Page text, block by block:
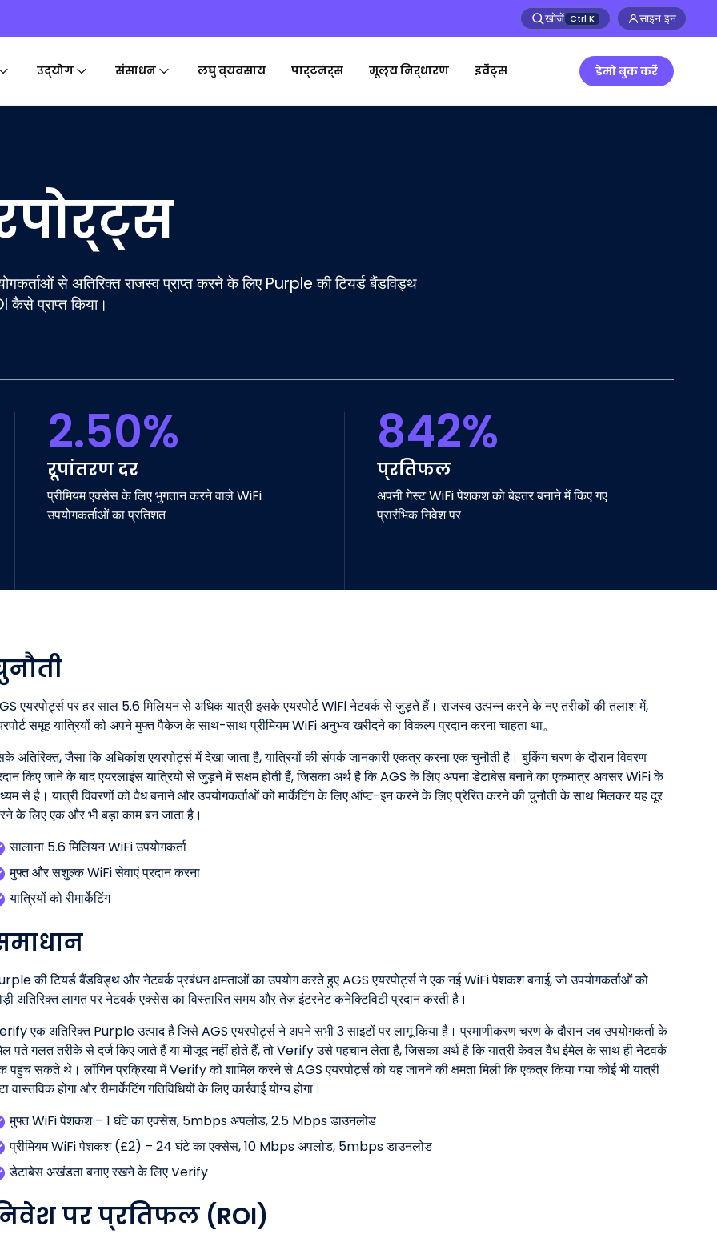
खोजें Ctrl K साइन इन
उद्योग संसाधन लघु व्यवसाय पार्टनर्स मूल्य निर्धारण इवेंट्स डेमो बुक करें
से अतिरिक्त राजस्व प्राप्त करने के लिए Purple की टियर्ड बैंडविड्थ
प्राप्त किया।
2.50%
रूपांतरण दर
प्रीमियम एक्सेस के लिए भुगतान करने वाले WiFi
उपयोगकर्ताओं का प्रतिशत
842%
प्रतिफल
अपनी गेस्ट WiFi पेशकश को बेहतर बनाने में किए गए
प्रारंभिक निवेश पर
एयरपोर्ट्स पर हर साल 5.6 मिलियन से अधिक यात्री इसके एयरपोर्ट WiFi नेटवर्क से जुड़ते हैं। राजस्व उत्पन्न करने के नए तरीकों की तलाश में,
समूह यात्रियों को अपने मुफ्त पैकेज के साथ-साथ प्रीमियम WiFi अनुभव खरीदने का विकल्प प्रदान करना चाहता था。
अतिरिक्त, जैसा कि अधिकांश एयरपोर्ट्स में देखा जाता है, यात्रियों की संपर्क जानकारी एकत्र करना एक चुनौती है। बुकिंग चरण के दौरान विवरण
किए जाने के बाद एयरलाइंस यात्रियों से जुड़ने में सक्षम होती हैं, जिसका अर्थ है कि AGS के लिए अपना डेटाबेस बनाने का एकमात्र अवसर WiFi के
से है। यात्री विवरणों को वैध बनाने और उपयोगकर्ताओं को मार्केटिंग के लिए ऑप्ट-इन करने के लिए प्रेरित करने की चुनौती के साथ मिलकर यह दूर
के लिए एक और भी बड़ा काम बन जाता है।
सालाना 5.6 मिलियन WiFi उपयोगकर्ता
मुफ्त और सशुल्क WiFi सेवाएं प्रदान करना
यात्रियों को रीमार्केटिंग
की टियर्ड बैंडविड्थ और नेटवर्क प्रबंधन क्षमताओं का उपयोग करते हुए AGS एयरपोर्ट्स ने एक नई WiFi पेशकश बनाई, जो उपयोगकर्ताओं को
अतिरिक्त लागत पर नेटवर्क एक्सेस का विस्तारित समय और तेज़ इंटरनेट कनेक्टिविटी प्रदान करती है।
एक अतिरिक्त Purple उत्पाद है जिसे AGS एयरपोर्ट्स ने अपने सभी 3 साइटों पर लागू किया है। प्रमाणीकरण चरण के दौरान जब उपयोगकर्ता के
पते गलत तरीके से दर्ज किए जाते हैं या मौजूद नहीं होते हैं, तो Verify उसे पहचान लेता है, जिसका अर्थ है कि यात्री केवल वैध ईमेल के साथ ही नेटवर्क
पहुंच सकते थे। लॉगिन प्रक्रिया में Verify को शामिल करने से AGS एयरपोर्ट्स को यह जानने की क्षमता मिली कि एकत्र किया गया कोई भी यात्री
वास्तविक होगा और रीमार्केटिंग गतिविधियों के लिए कार्रवाई योग्य होगा।
मुफ्त WiFi पेशकश – 1 घंटे का एक्सेस, 5mbps अपलोड, 2.5 Mbps डाउनलोड
प्रीमियम WiFi पेशकश (£2) – 24 घंटे का एक्सेस, 10 Mbps अपलोड, 5mbps डाउनलोड
डेटाबेस अखंडता बनाए रखने के लिए Verify
पर प्रतिफल (ROI)